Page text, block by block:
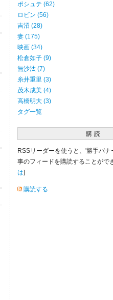
ポシュテ (62)
ロビン (56)
吉沼 (28)
妻 (175)
映画 (34)
松倉如子 (9)
無沙汰 (7)
糸井重里 (3)
茂木成美 (4)
高橋明大 (3)
タグ一覧
購読
RSSリーダーを使うと、'勝手バ
事のフィードを購読することがで
は]
購読する